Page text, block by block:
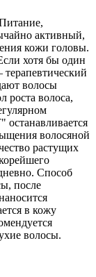
активный,
кожи головы.
хотя бы один
терапевтический
волосы
роста волоса,
останавливается
волосяной
растущих
Способ
после
в кожу
волосы.